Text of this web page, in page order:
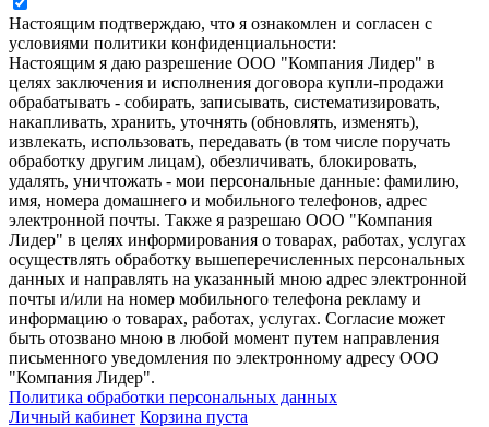
Настоящим подтверждаю, что я ознакомлен и согласен с
условиями политики конфиденциальности:
Настоящим я даю разрешение ООО "Компания Лидер" в
целях заключения и исполнения договора купли-продажи
обрабатывать - собирать, записывать, систематизировать,
накапливать, хранить, уточнять (обновлять, изменять),
извлекать, использовать, передавать (в том числе поручать
обработку другим лицам), обезличивать, блокировать,
удалять, уничтожать - мои персональные данные: фамилию,
имя, номера домашнего и мобильного телефонов, адрес
электронной почты. Также я разрешаю ООО "Компания
Лидер" в целях информирования о товарах, работах, услугах
осуществлять обработку вышеперечисленных персональных
данных и направлять на указанный мною адрес электронной
почты и/или на номер мобильного телефона рекламу и
информацию о товарах, работах, услугах. Согласие может
быть отозвано мною в любой момент путем направления
письменного уведомления по электронному адресу ООО
"Компания Лидер".
Политика обработки персональных данных
Личный кабинет Корзина пуста